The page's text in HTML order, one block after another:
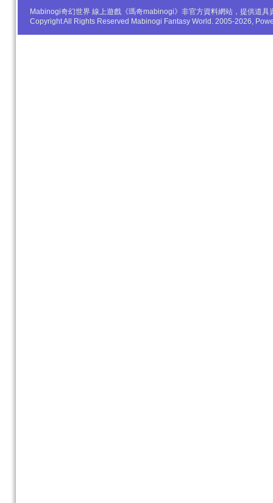
Mabinogi奇幻世界 線上遊戲《瑪奇mabinogi》非官方資料網站，提供道
Copyright All Rights Reserved Mabinogi Fantasy World. 2005-2026,